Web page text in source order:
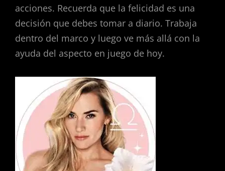
acciones. Recuerda que la felicidad es una
decisión que debes tomar a diario. Trabaja
dentro del marco y luego ve más allá con la
ayuda del aspecto en juego de hoy.